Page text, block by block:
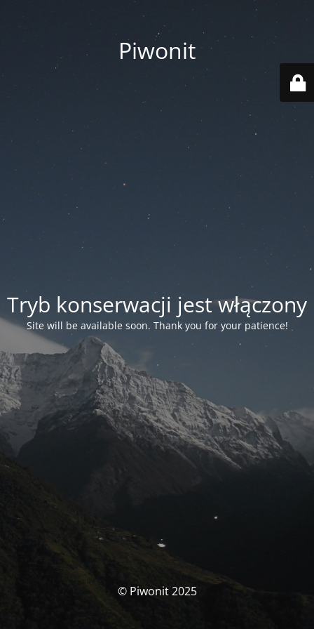
Piwonit
Tryb konserwacji jest włączony
Site will be available soon. Thank you for your patience!
© Piwonit 2025